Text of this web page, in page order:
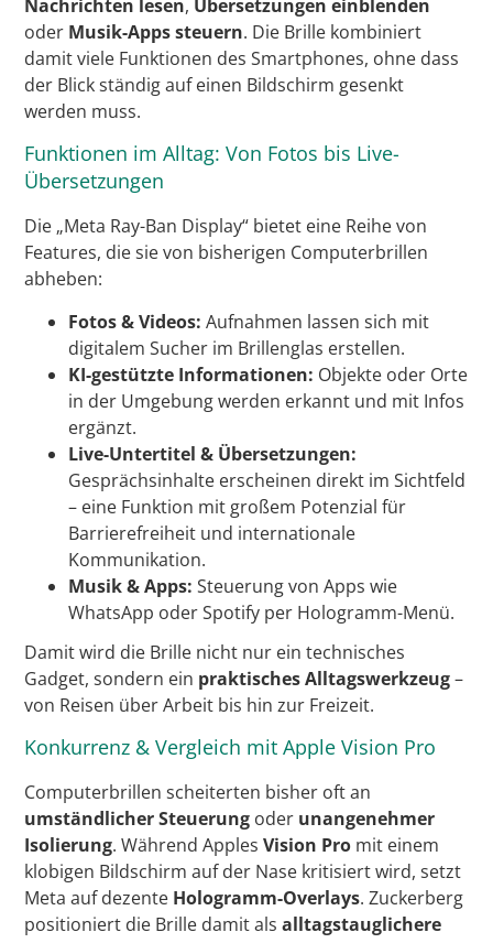
Nachrichten lesen, Übersetzungen einblenden
oder Musik-Apps steuern. Die Brille kombiniert
damit viele Funktionen des Smartphones, ohne dass
der Blick ständig auf einen Bildschirm gesenkt
werden muss.
Funktionen im Alltag: Von Fotos bis Live-
Übersetzungen
Die „Meta Ray-Ban Display“ bietet eine Reihe von
Features, die sie von bisherigen Computerbrillen
abheben:
Fotos & Videos: Aufnahmen lassen sich mit
digitalem Sucher im Brillenglas erstellen.
KI-gestützte Informationen: Objekte oder Orte
in der Umgebung werden erkannt und mit Infos
ergänzt.
Live-Untertitel & Übersetzungen:
Gesprächsinhalte erscheinen direkt im Sichtfeld
– eine Funktion mit großem Potenzial für
Barrierefreiheit und internationale
Kommunikation.
Musik & Apps: Steuerung von Apps wie
WhatsApp oder Spotify per Hologramm-Menü.
Damit wird die Brille nicht nur ein technisches
Gadget, sondern ein praktisches Alltagswerkzeug–
von Reisen über Arbeit bis hin zur Freizeit.
Konkurrenz & Vergleich mit Apple Vision Pro
Computerbrillen scheiterten bisher oft an
umständlicher Steuerung oder unangenehmer
Isolierung. Während ApplesVision Pro mit einem
klobigen Bildschirm auf der Nase kritisiert wird, setzt
Meta auf dezente Hologramm-Overlays. Zuckerberg
positioniert die Brille damit alsalltagstauglichere